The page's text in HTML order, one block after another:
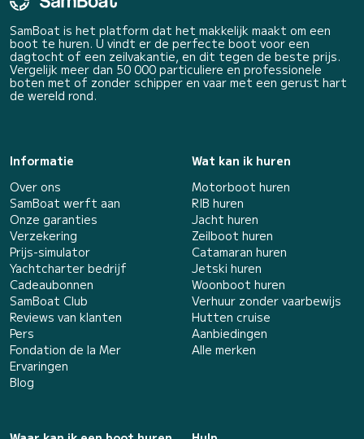
SamBoat is het platform dat het makkelijk maakt om een
boot te huren. U vindt er de perfecte boot voor een
dagtocht of een zeilvakantie, en dit tegen de beste prijs.
Vergelijk meer dan 50 000 particuliere en professionele
boten met of zonder schipper en vaar met een gerust hart
de wereld rond.
Informatie
Over ons
SamBoat werft aan
Onze garanties
Verzekering
Prijs-simulator
Yachtcharter bedrijf
Cadeaubonnen
SamBoat Club
Reviews van klanten
Pers
Fondation de la Mer
Ervaringen
Blog
Wat kan ik huren
Motorboot huren
RIB huren
Jacht huren
Zeilboot huren
Catamaran huren
Jetski huren
Woonboot huren
Verhuur zonder vaarbewijs
Hutten cruise
Aanbiedingen
Alle merken